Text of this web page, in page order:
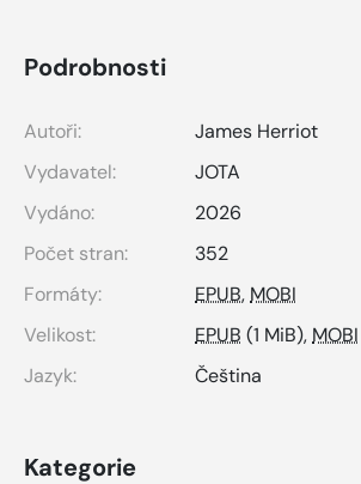
Podrobnosti
Autoři:
James Herriot
Vydavatel:
JOTA
Vydáno:
2026
Počet stran:
352
Formáty:
EPUB, MOBI
Velikost:
EPUB (1 MiB), MOBI
Jazyk:
Čeština
Kategorie